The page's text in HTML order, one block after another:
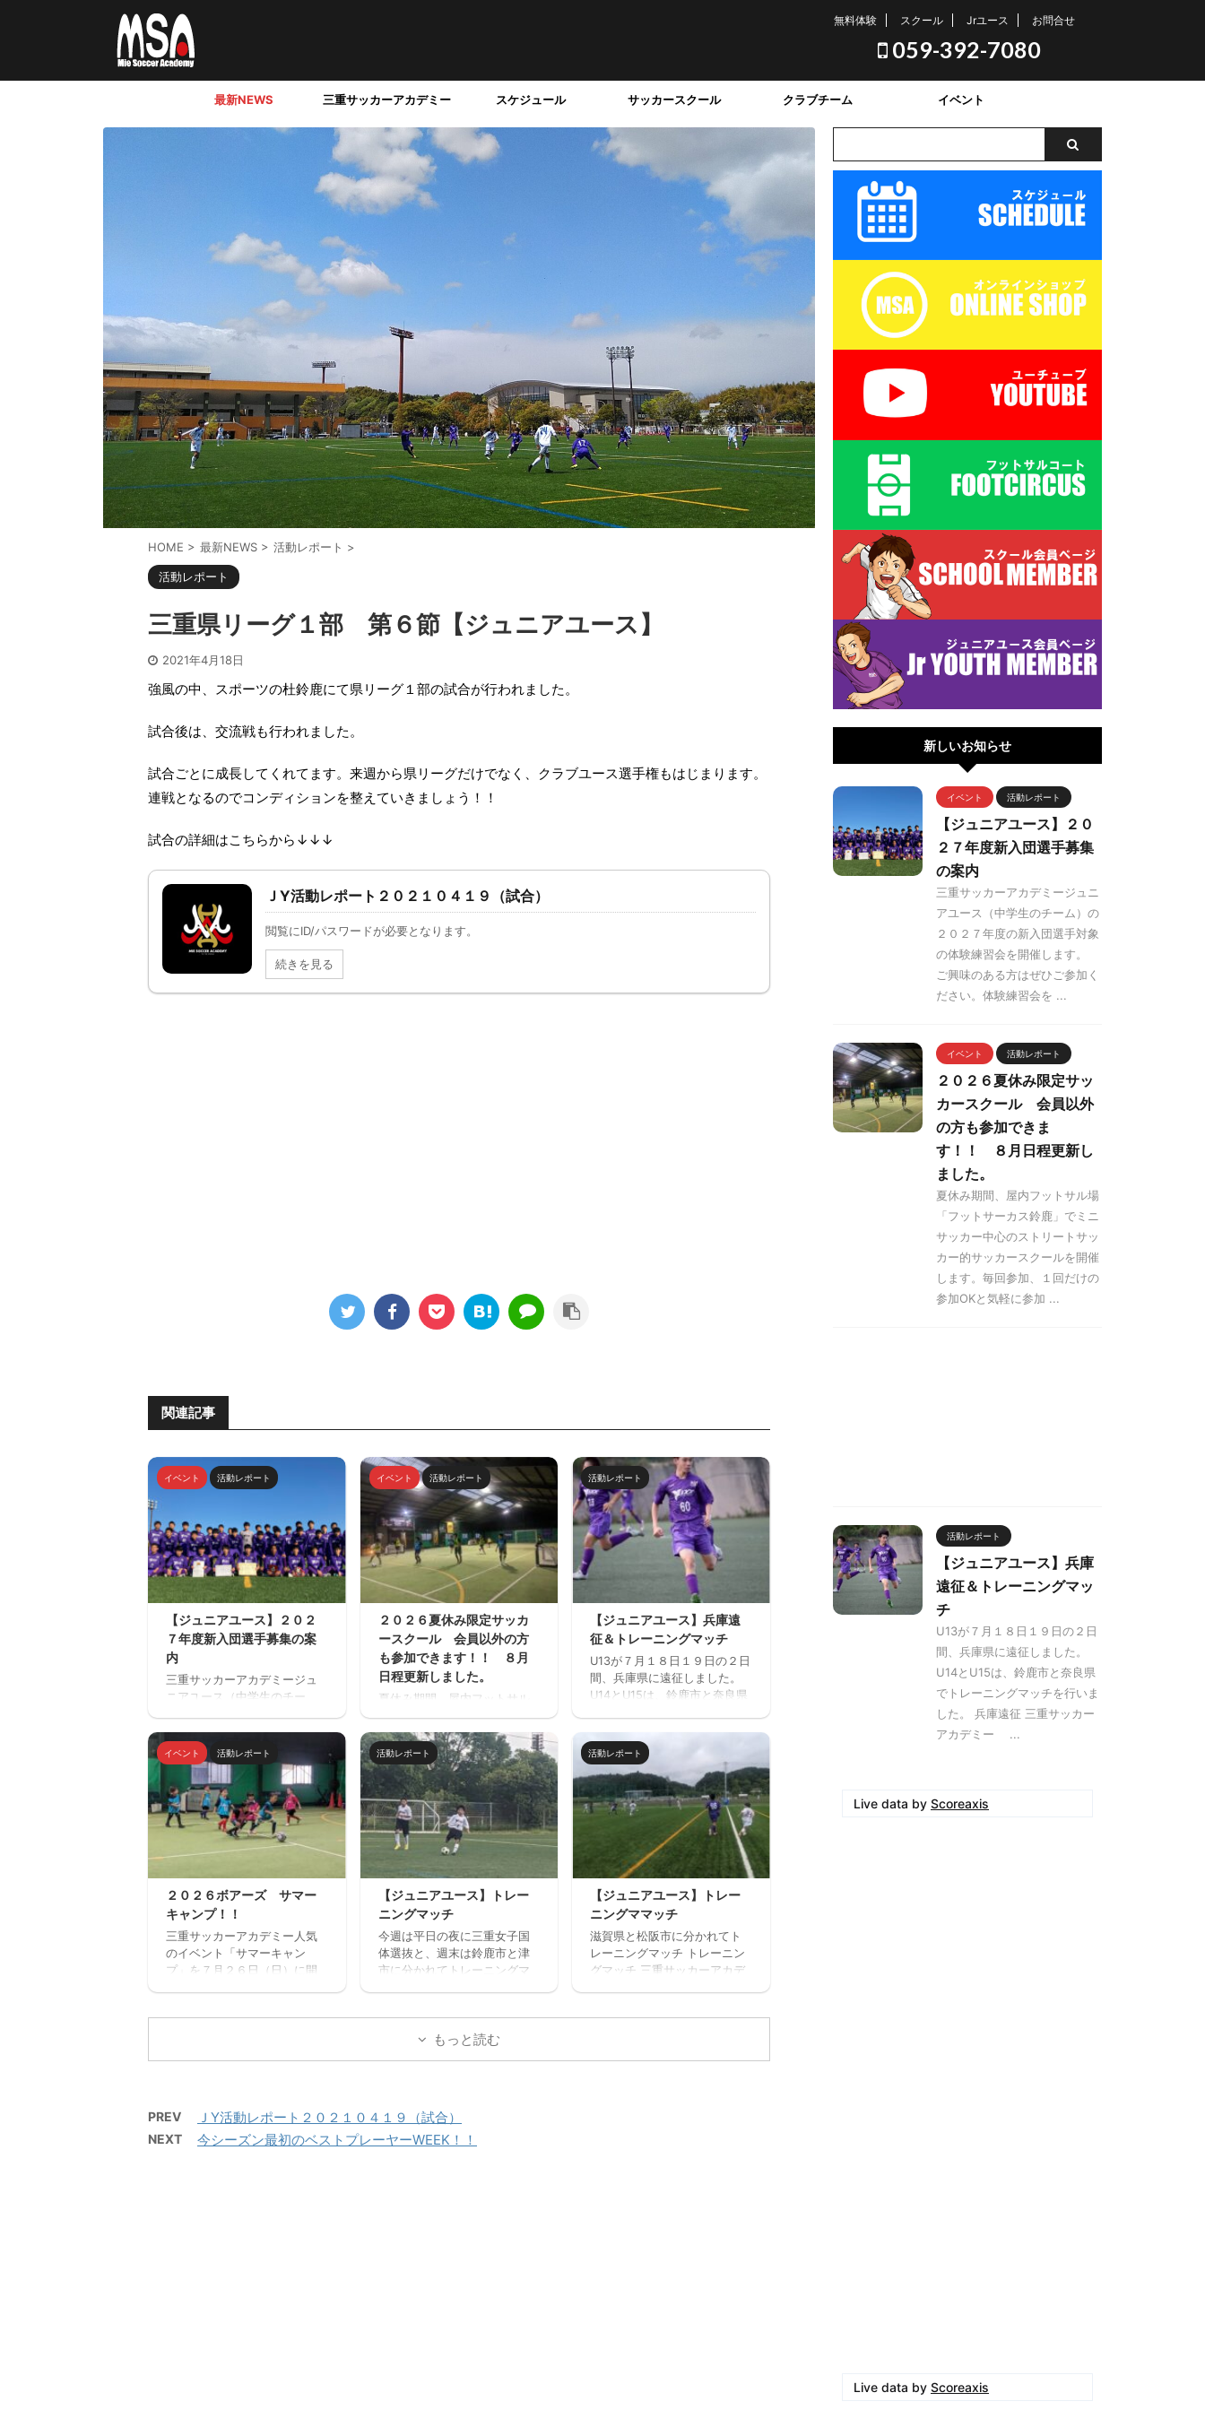
無料体験 スクール Jrユース お問合せ
059-392-7080
最新NEWS 三重サッカーアカデミー スケジュール サッカースクール クラブチーム イベント
HOME > 最新NEWS > 活動レポート >
活動レポート
三重県リーグ１部 第６節【ジュニアユース】
2021年4月18日
強風の中、スポーツの杜鈴鹿にて県リーグ１部の試合が行われました。
試合後は、交流戦も行われました。
試合ごとに成長してくれてます。来週から県リーグだけでなく、クラブユース選手権もはじまります。
連戦となるのでコンディションを整えていきましょう！！
試合の詳細はこちらから↓↓↓
ＪY活動レポート２０２１０４１９（試合）
閲覧にID/パスワードが必要となります。
続きを見る
関連記事
イベント 活動レポート
【ジュニアユース】２０２
７年度新入団選手募集の案
内
三重サッカーアカデミージュ
ニアユース（中学生のチー
選手対象の体験練習会を開催
します。 ご興味のある方はぜ
ひご参加ください。体験練習
会を通して進路の選択肢の一
つとしてご検討いただければ
と思います。体験会のお申込
みはページ下にある申込フォ
ームからお願いいたします。
を第一とし、次の年代でさら
なる飛躍ができるよう活動し
ています。 中学生年代で獲得
すべき技術や戦術の徹底・
個々がもつストロングポイン
イベント 活動レポート
２０２６夏休み限定サッカ
ースクール 会員以外の方
も参加できます！！ ８月
日程更新しました。
夏休み期間、屋内フットサル
場「フットサーカス鈴鹿」で
ミニサッカー中心のストリー
トサッカー的サッカースクー
ルを開催します。毎回参加、
１回だけの参加OKと気軽に参
加できます。※参加にはお申込
みが必要です。下のフォーム
からお申込みください。キャ
ンセル等ないようご予定をご
確認の上お申し込みくださ
い。 ウォーミングアップを兼
ねた基礎技術練習の後、たく
さんミニサッカーの試合を実
施。そして毎日ベストプレヤ
ーを選出！！ 協賛：Mreform
時間割： 小学１ー３年生 １
活動レポート
【ジュニアユース】兵庫遠
征＆トレーニングマッチ
U13が７月１８日１９日の２日
間、兵庫県に遠征しました。
U14とU15は、鈴鹿市と奈良県
ました。 兵庫遠征 三重サッカ
ーアカデミー 対 FC VAIZE・
高槻ジーグ・CAOS（大阪）・
ハジャス（岡山）・FCファル
トラーダ（広島）・MIOびわこ
滋賀・レイジェンド滋賀
https://miesocceracademy.c
content/uploads/2026/07/PX
L_20260718_080122879.mp4
トレーニングマッチ 三重サッ
カーアカデミー 対 鈴 ...
イベント 活動レポート
２０２６ボアーズ サマー
キャンプ！！
三重サッカーアカデミー人気
のイベント「サマーキャン
プ」を７月２６日（日）に開
ッカー大会と盛りだくさんの
場）－１７：００ 【会場】フ
ットサーカス鈴鹿（屋内フッ
活動レポート
【ジュニアユース】トレー
ニングマッチ
今週は平日の夜に三重女子国
体選抜と、週末は鈴鹿市と津
市に分かれてトレーニングマ
カデミー 対 三重女子国体
三重サッカーアカデミー
活動レポート
【ジュニアユース】トレー
ニングママッチ
滋賀県と松阪市に分かれてト
レーニングマッチ トレーニン
グマッチ 三重サッカーアカデ
ェルデラッソ松阪
もっと読む
PREV ＪY活動レポート２０２１０４１９（試合）
NEXT 今シーズン最初のベストプレーヤーWEEK！！
新しいお知らせ
イベント 活動レポート
【ジュニアユース】２０
２７年度新入団選手募集
の案内
三重サッカーアカデミージュニ
アユース（中学生のチーム）の
２０２７年度の新入団選手対象
の体験練習会を開催します。
ご興味のある方はぜひご参加く
ださい。体験練習会を ...
イベント 活動レポート
２０２６夏休み限定サッ
カースクール 会員以外
の方も参加できま
す！！ ８月日程更新し
ました。
夏休み期間、屋内フットサル場
「フットサーカス鈴鹿」でミニ
サッカー中心のストリートサッ
カー的サッカースクールを開催
します。毎回参加、１回だけの
参加OKと気軽に参加 ...
活動レポート
【ジュニアユース】兵庫
遠征＆トレーニングマッ
チ
U13が７月１８日１９日の２日
間、兵庫県に遠征しました。
U14とU15は、鈴鹿市と奈良県
でトレーニングマッチを行いま
した。 兵庫遠征 三重サッカー
アカデミー ...
Live data by Scoreaxis
Live data by Scoreaxis